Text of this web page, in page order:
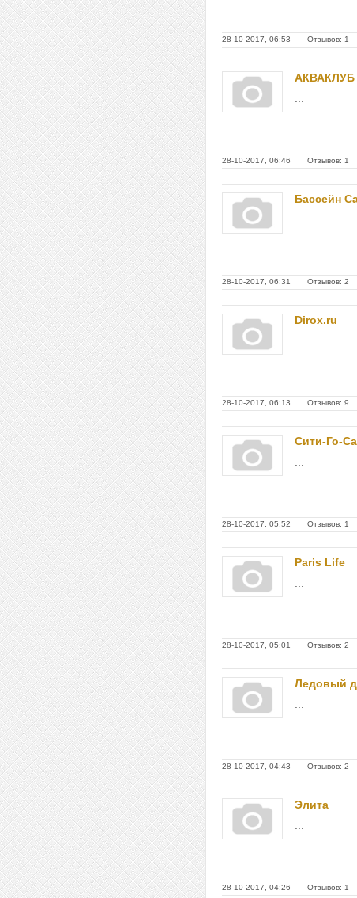
28-10-2017, 06:53 Отзывов: 1
АКВАКЛУБ
28-10-2017, 06:46 Отзывов: 1
Бассейн
28-10-2017, 06:31 Отзывов: 2
Dirox.ru
28-10-2017, 06:13 Отзывов: 9
Сити-Го-
28-10-2017, 05:52 Отзывов: 1
Paris Life
28-10-2017, 05:01 Отзывов: 2
Ледовый
28-10-2017, 04:43 Отзывов: 2
Элита
28-10-2017, 04:26 Отзывов: 1